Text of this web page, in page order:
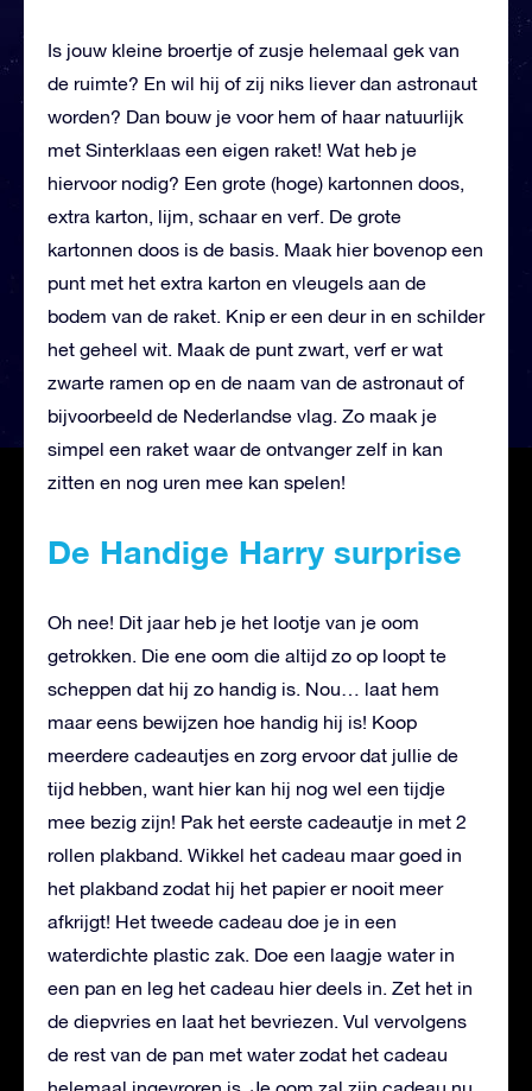
Is jouw kleine broertje of zusje helemaal gek van
de ruimte? En wil hij of zij niks liever dan astronaut
worden? Dan bouw je voor hem of haar natuurlijk
met Sinterklaas een eigen raket! Wat heb je
hiervoor nodig? Een grote (hoge) kartonnen doos,
extra karton, lijm, schaar en verf. De grote
kartonnen doos is de basis. Maak hier bovenop een
punt met het extra karton en vleugels aan de
bodem van de raket. Knip er een deur in en schilder
het geheel wit. Maak de punt zwart, verf er wat
zwarte ramen op en de naam van de astronaut of
bijvoorbeeld de Nederlandse vlag. Zo maak je
simpel een raket waar de ontvanger zelf in kan
zitten en nog uren mee kan spelen!
De Handige Harry surprise
Oh nee! Dit jaar heb je het lootje van je oom
getrokken. Die ene oom die altijd zo op loopt te
scheppen dat hij zo handig is. Nou… laat hem
maar eens bewijzen hoe handig hij is! Koop
meerdere cadeautjes en zorg ervoor dat jullie de
tijd hebben, want hier kan hij nog wel een tijdje
mee bezig zijn! Pak het eerste cadeautje in met 2
rollen plakband. Wikkel het cadeau maar goed in
het plakband zodat hij het papier er nooit meer
afkrijgt! Het tweede cadeau doe je in een
waterdichte plastic zak. Doe een laagje water in
een pan en leg het cadeau hier deels in. Zet het in
de diepvries en laat het bevriezen. Vul vervolgens
de rest van de pan met water zodat het cadeau